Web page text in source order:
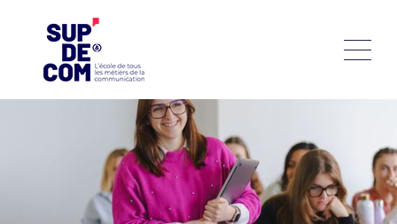
Le BTS Communication est un diplôme national qui te
prépare à concevoir et piloter des opérations de
communication variées : campagnes publicitaires,
événements, relations publiques ou stratégies digitales. En
tant que futur professionnel polyvalent, tu apprendras à
coordonner des projets, gérer les relations avec les
annonceurs et les prestataires, tout en développant une
veille stratégique constante. Pour maximiser tes chances
de réussite, SUP'DE COM t'accompagne avec des outils